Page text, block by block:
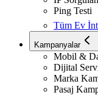
Ping Testi
Tüm Ev
Kampanyalar
Mobil &
Dijital
Marka
Pasaj